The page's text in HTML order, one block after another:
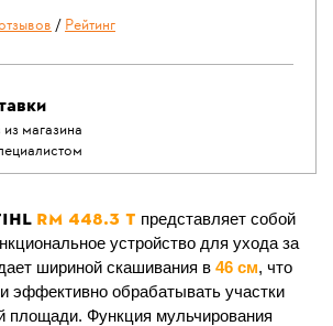
/Рейтинг
магазина
RM 448.3 T представляет собой
устройство для ухода за
шириной скашивания в 46 см, что
эффективно обрабатывать участки
площади. Функция мульчирования